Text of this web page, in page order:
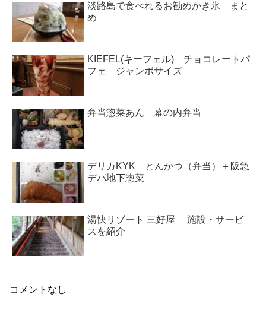
淡路島で食べれるお勧めかき氷 まと
め
KIEFEL(キーフェル) チョコレートパ
フェ ジャンボサイズ
弁当惣菜あん 幕の内弁当
デリカKYK とんかつ（弁当）＋阪急
デパ地下惣菜
湯快リゾート 三好屋 施設・サービ
スを紹介
コメントなし